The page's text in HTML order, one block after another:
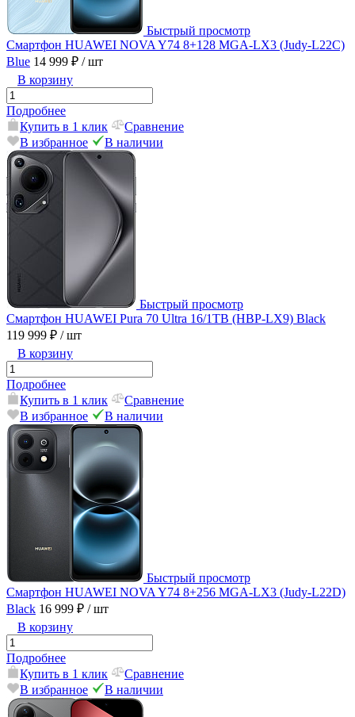
Быстрый просмотр
Смартфон HUAWEI NOVA Y74 8+128 MGA-LX3 (Judy-L22C)
Blue 14 999 ₽ / шт
В корзину
Подробнее
Купить в 1 клик
Сравнение
В избранное
В наличии
Быстрый просмотр
Смартфон HUAWEI Pura 70 Ultra 16/1TB (HBP-LX9) Black
119 999 ₽ / шт
В корзину
Подробнее
Купить в 1 клик
Сравнение
В избранное
В наличии
Быстрый просмотр
Смартфон HUAWEI NOVA Y74 8+256 MGA-LX3 (Judy-L22D)
Black 16 999 ₽ / шт
В корзину
Подробнее
Купить в 1 клик
Сравнение
В избранное
В наличии